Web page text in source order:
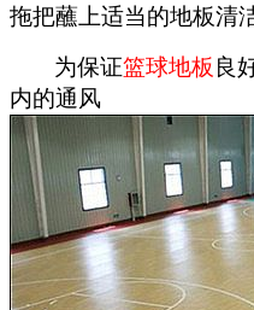
拖把蘸上适当的地板清
为保证篮球地板 良
内的通风